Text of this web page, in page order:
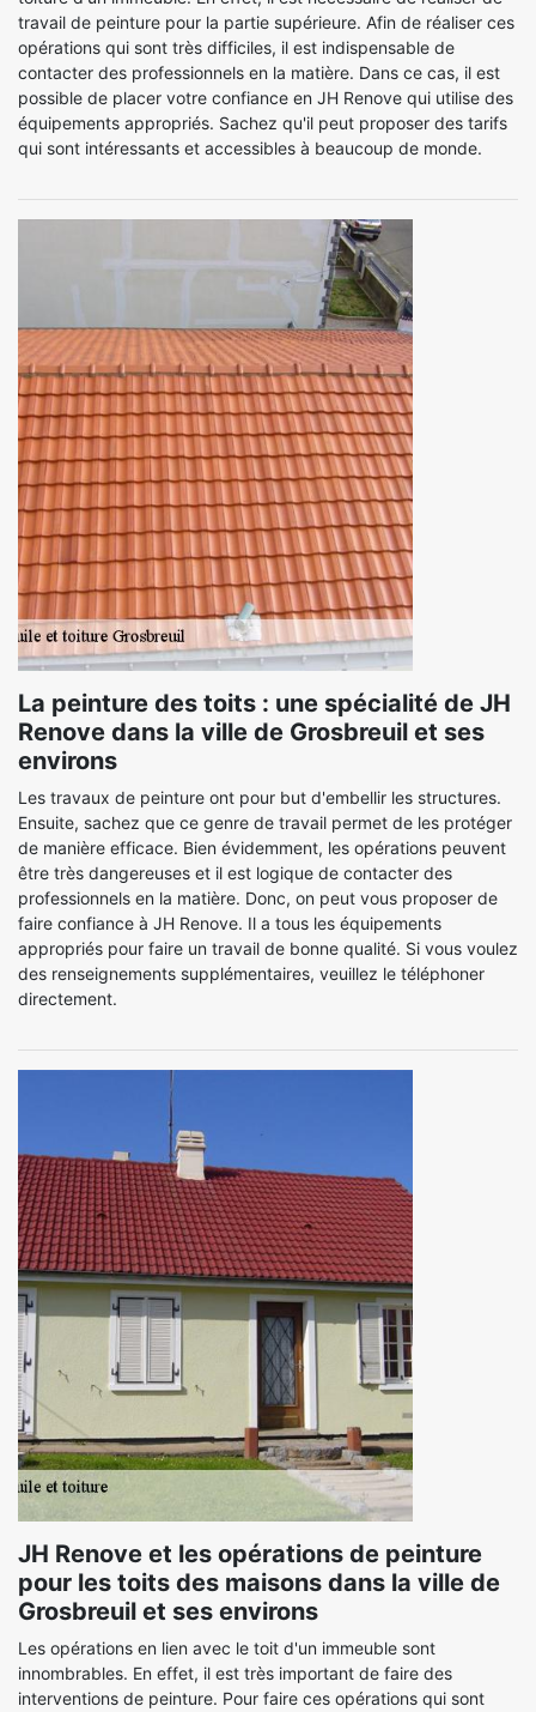
travail de peinture pour la partie supérieure. Afin de réaliser ces
opérations qui sont très difficiles, il est indispensable de
contacter des professionnels en la matière. Dans ce cas, il est
possible de placer votre confiance en JH Renove qui utilise des
équipements appropriés. Sachez qu'il peut proposer des tarifs
qui sont intéressants et accessibles à beaucoup de monde.
La peinture des toits : une spécialité de JH
Renove dans la ville de Grosbreuil et ses
environs
Les travaux de peinture ont pour but d'embellir les structures.
Ensuite, sachez que ce genre de travail permet de les protéger
de manière efficace. Bien évidemment, les opérations peuvent
être très dangereuses et il est logique de contacter des
professionnels en la matière. Donc, on peut vous proposer de
faire confiance à JH Renove. Il a tous les équipements
appropriés pour faire un travail de bonne qualité. Si vous voulez
des renseignements supplémentaires, veuillez le téléphoner
directement.
JH Renove et les opérations de peinture
pour les toits des maisons dans la ville de
Grosbreuil et ses environs
Les opérations en lien avec le toit d'un immeuble sont
innombrables. En effet, il est très important de faire des
interventions de peinture. Pour faire ces opérations qui sont